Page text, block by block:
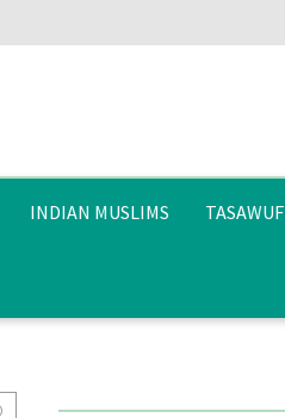
INDIAN MUSLIMS TASAWUF